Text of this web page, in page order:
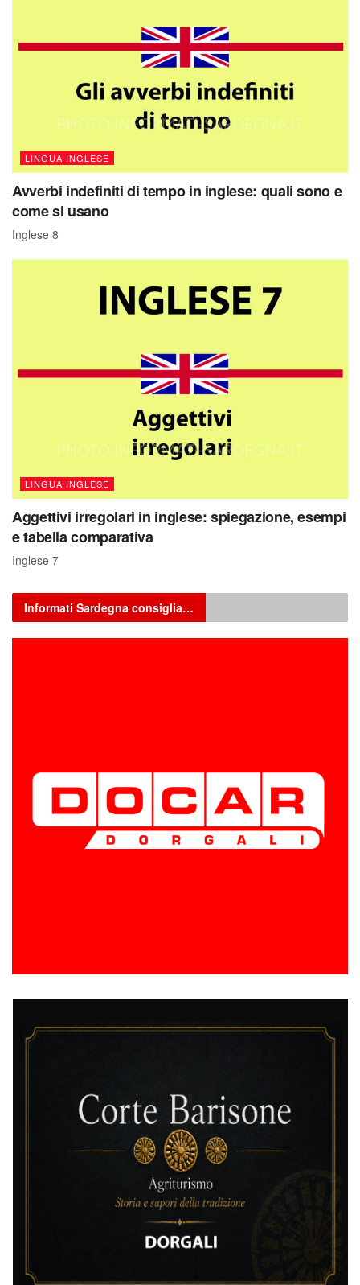
LINGUA INGLESE
Avverbi indefiniti di tempo in inglese: quali sono e
come si usano
Inglese 8
LINGUA INGLESE
Aggettivi irregolari in inglese: spiegazione, esempi
e tabella comparativa
Inglese 7
Informati Sardegna consiglia…